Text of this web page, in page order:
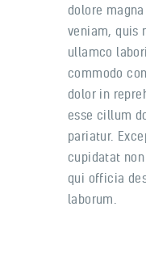
dolore
veniam, quis
ullamco
commodo
dolor in
esse cillum
pariatur.
cupidatat
qui officia
laborum.